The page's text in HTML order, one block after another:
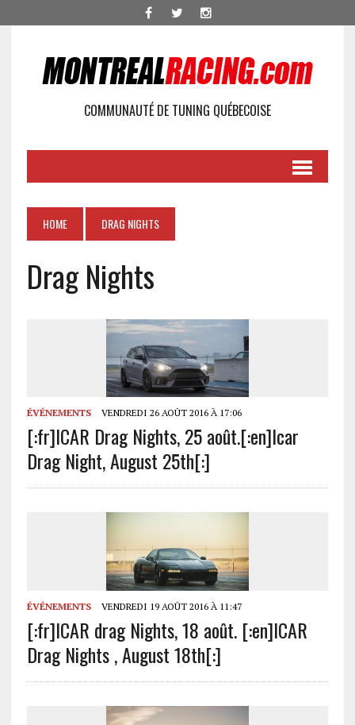
COMMUNAUTÉ DE TUNING QUÉBECOISE
HOME DRAG NIGHTS
Drag Nights
ÉVÉNEMENTS VENDREDI 26 AOÛT 2016 À 17:06
[:fr]ICAR Drag Nights, 25 août.[:en]Icar
Drag Night, August 25th[:]
ÉVÉNEMENTS VENDREDI 19 AOÛT 2016 À 11:47
[:fr]ICAR drag Nights, 18 août. [:en]ICAR
Drag Nights , August 18th[:]